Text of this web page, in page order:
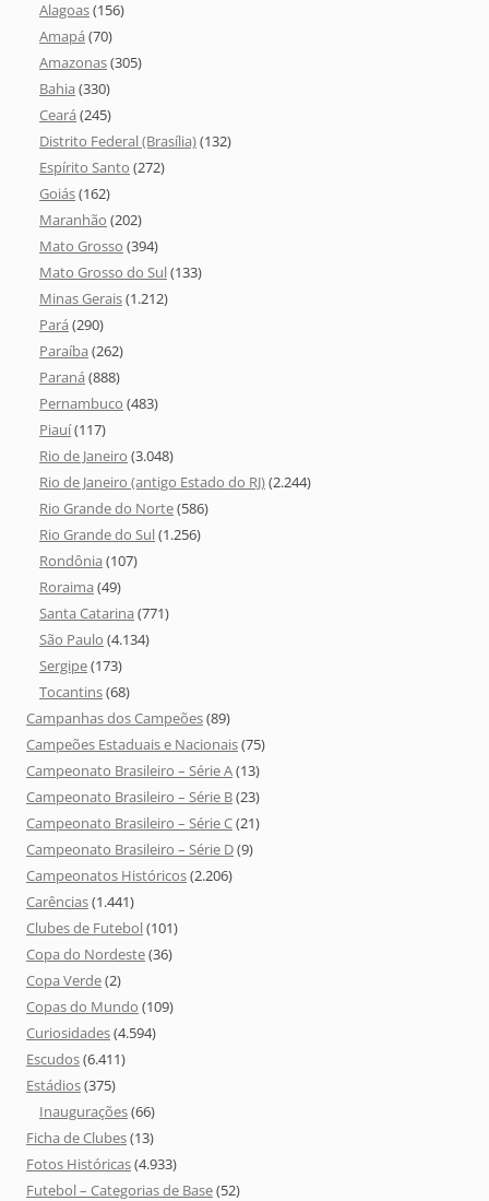
Alagoas(156)
Amapá (70)
Amazonas(305)
Bahia (330)
Ceará (245)
Distrito Federal (Brasília)(132)
Espírito Santo (272)
Goiás(162)
Maranhão (202)
Mato Grosso (394)
Mato Grosso do Sul(133)
Minas Gerais(1.212)
Pará (290)
Paraíba (262)
Paraná (888)
Pernambuco (483)
Piauí(117)
Rio de Janeiro (3.048)
Rio de Janeiro (antigo Estado do RJ)(2.244)
Rio Grande do Norte(586)
Rio Grande do Sul(1.256)
Rondônia (107)
Roraima (49)
Santa Catarina (771)
São Paulo (4.134)
Sergipe(173)
Tocantins(68)
Campanhas dos Campeões(89)
Campeões Estaduais e Nacionais(75)
Campeonato Brasileiro – Série A(13)
Campeonato Brasileiro – Série B(23)
Campeonato Brasileiro – Série C(21)
Campeonato Brasileiro – Série D(9)
Campeonatos Históricos(2.206)
Carências(1.441)
Clubes de Futebol(101)
Copa do Nordeste(36)
Copa Verde(2)
Copas do Mundo (109)
Curiosidades(4.594)
Escudos(6.411)
Estádios(375)
Inaugurações(66)
Ficha de Clubes(13)
Fotos Históricas(4.933)
Futebol – Categorias de Base(52)